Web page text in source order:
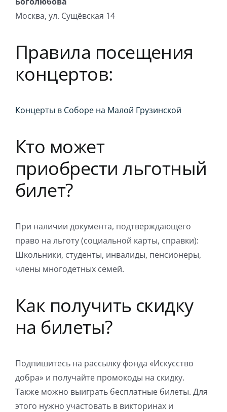
Москва, ул. Сущёвская 14
Правила посещения
концертов:
Концерты в Соборе на Малой Грузинской
Кто может
приобрести льготный
билет?
При наличии документа, подтверждающего
право на льготу (социальной карты, справки):
Школьники, студенты, инвалиды, пенсионеры,
члены многодетных семей.
Как получить скидку
на билеты?
Подпишитесь на рассылку фонда «Искусство
добра» и получайте промокоды на скидку.
Также можно выиграть бесплатные билеты. Для
этого нужно участовать в викторинах и